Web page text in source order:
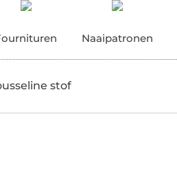
Naaipatronen
stof